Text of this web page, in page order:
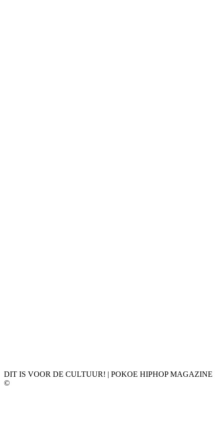
𝗣𝗢𝗞𝗢𝗘 𝗛𝗜𝗣𝗛𝗢𝗣 𝗠𝗔𝗚𝗔𝗭𝗜𝗡𝗘
DIT IS VOOR DE CULTUUR! | POKOE HIPHOP MAGAZINE
©